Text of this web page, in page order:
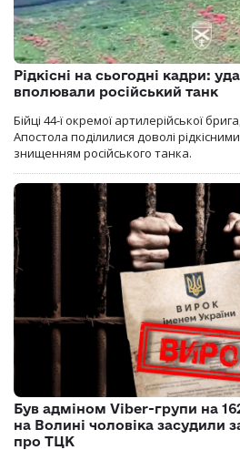
Рідкісні на сьогодні кадри:
вполювали російський танк
Бійці 44-ї окремої артилерійської
Апостола поділилися доволі
знищенням російського танка.
Був адміном Viber-групи на
на Волині чоловіка засудили
про ТЦК